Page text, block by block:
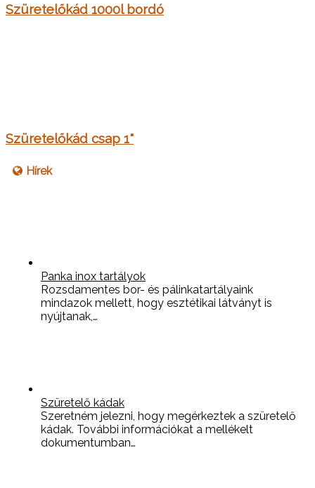
Szüretelőkád 1000l bordó
Szüretelőkád csap 1"
Hírek
Panka inox tartályok
Rozsdamentes bor- és pálinkatartályaink
mindazok mellett, hogy esztétikai látványt is
nyújtanak,…
Szüretelő kádak
Szeretném jelezni, hogy megérkeztek a szüretelő
kádak. További információkat a mellékelt
dokumentumban…